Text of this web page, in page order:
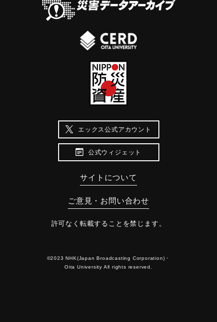
エックス公式アカウント
公式ウィジェット
サイトについて
ご意見・お問い合わせ
許可なく転載することを禁じます。
©2023 NHK(Japan Broadcasting Corporation)・
Oita University All rights reserved.